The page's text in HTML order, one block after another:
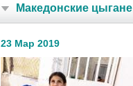
Македонские
23 Мар 2019